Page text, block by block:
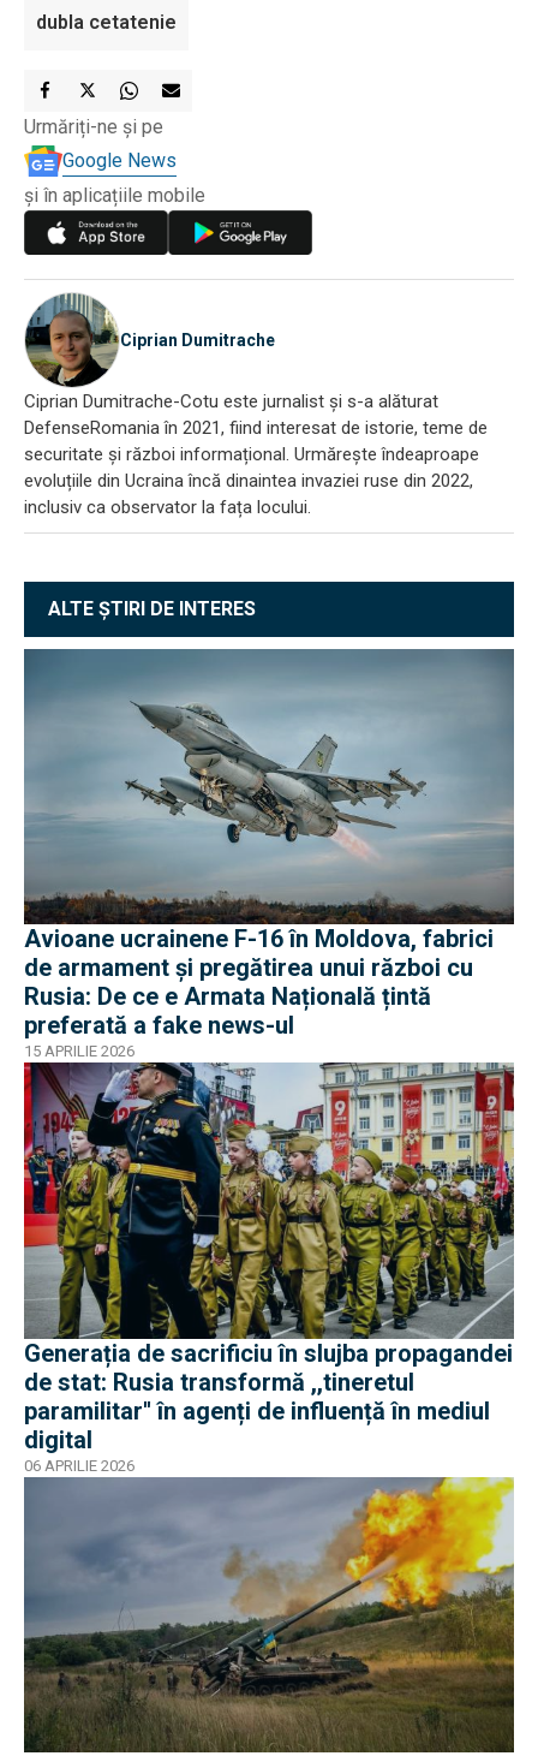
dubla cetatenie
Urmăriți-ne și pe
Google News
și în aplicațiile mobile
Ciprian Dumitrache
Ciprian Dumitrache-Cotu este jurnalist și s-a alăturat
DefenseRomania în 2021, fiind interesat de istorie, teme de
securitate și război informațional. Urmărește îndeaproape
evoluțiile din Ucraina încă dinaintea invaziei ruse din 2022,
inclusiv ca observator la fața locului.
ALTE ȘTIRI DE INTERES
Avioane ucrainene F-16 în Moldova, fabrici
de armament și pregătirea unui război cu
Rusia: De ce e Armata Națională țintă
preferată a fake news-ul
15 APRILIE 2026
Generația de sacrificiu în slujba propagandei
de stat: Rusia transformă ,,tineretul
paramilitar'' în agenți de influență în mediul
digital
06 APRILIE 2026